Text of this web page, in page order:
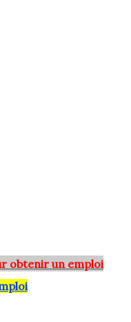
obtenir un emploi